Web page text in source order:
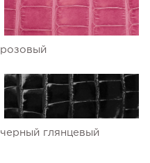
розовый
черный глянцевый